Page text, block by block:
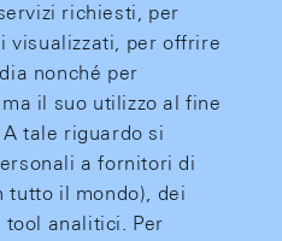
richiesti, per
visualizzati, per offrire
nonché per
il suo utilizzo al fine
tale riguardo si
a fornitori di
tutto il mondo), dei
analitici. Per